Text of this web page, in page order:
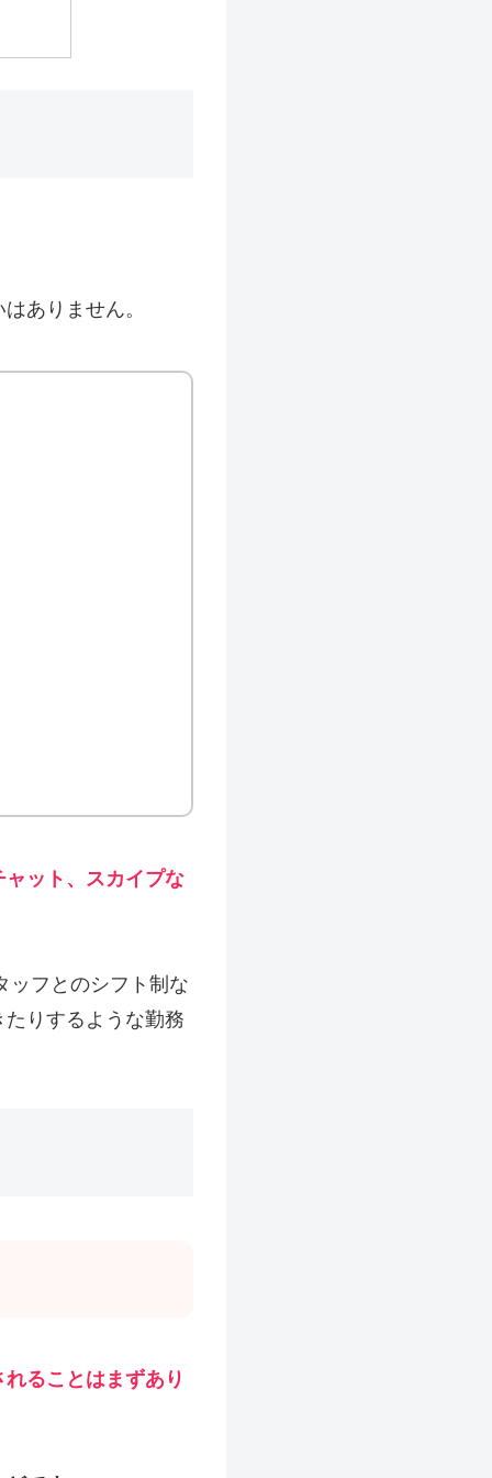
ありません。
ット、スカイプな
ッフとのシフト制な
りするような勤務
ることはまずあり